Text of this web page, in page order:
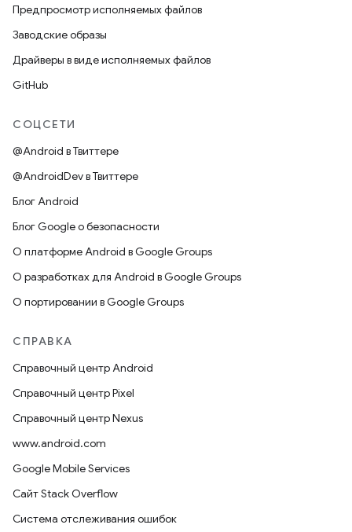
Предпросмотр исполняемых файлов
Заводские образы
Драйверы в виде исполняемых файлов
GitHub
СОЦСЕТИ
@Android в Твиттере
@AndroidDev в Твиттере
Блог Android
Блог Google о безопасности
О платформе Android в Google Groups
О разработках для Android в Google Groups
О портировании в Google Groups
СПРАВКА
Справочный центр Android
Справочный центр Pixel
Справочный центр Nexus
www.android.com
Google Mobile Services
Сайт Stack Overflow
Система отслеживания ошибок